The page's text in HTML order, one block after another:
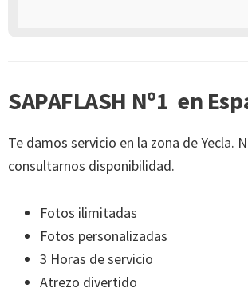
SAPAFLASH Nº1 en
Te damos servicio en la zona de Yecla.
consultarnos disponibilidad.
Fotos ilimitadas
Fotos personalizadas
3 Horas de servicio
Atrezo divertido